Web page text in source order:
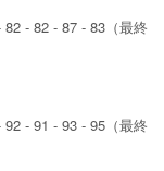
- 82 - 87 - 83（最終
- 91 - 93 - 95（最終